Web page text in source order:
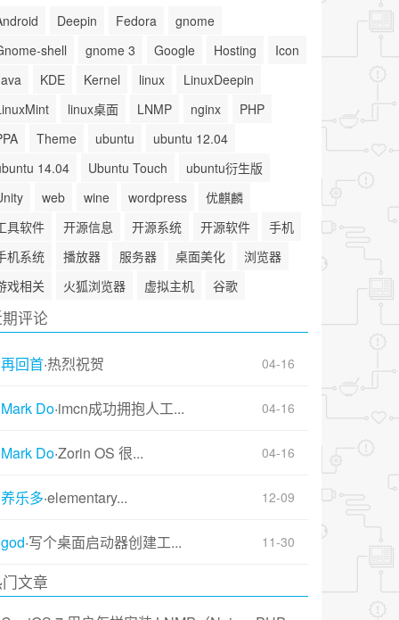
Deepin Fedora
gnome
shell
gnome 3 Google Hosting
Icon
KDE Kernel linux
LinuxDeepin
linux桌面 LNMP nginx
PHP
Theme ubuntu
ubuntu 12.04
14.04
Ubuntu Touch
ubuntu衍生版
web wine wordpress
优麒麟
具软件
开源信息 开源系统 开源软件
手机
机系统
播放器 服务器 桌面美化
浏览器
戏相关
火狐浏览器 虚拟主机 谷歌
评论
再回首·热烈祝贺 04-16
Mark Do·imcn成功拥抱人工... 04-16
Mark Do·Zorin OS 很... 04-16
养乐多·elementary... 12-09
god·写个桌面启动器创建工... 11-30
文章